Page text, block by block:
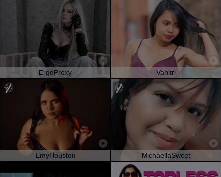
ErgoProxy Vahitri
EmyHouston MichaellaSweet